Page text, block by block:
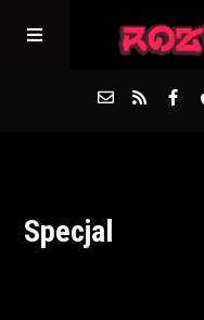
Archiwum
Specjal